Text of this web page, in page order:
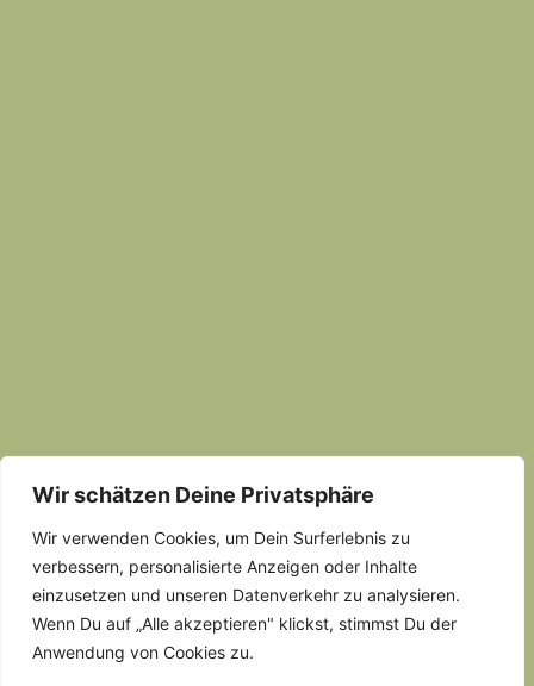
Wir schätzen Deine Privatsphäre
Wir verwenden Cookies, um Dein Surferlebnis zu
verbessern, personalisierte Anzeigen oder Inhalte
einzusetzen und unseren Datenverkehr zu analysieren.
Wenn Du auf „Alle akzeptieren" klickst, stimmst Du der
Anwendung von Cookies zu.